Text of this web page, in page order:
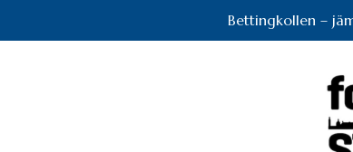
Bettingkollen –